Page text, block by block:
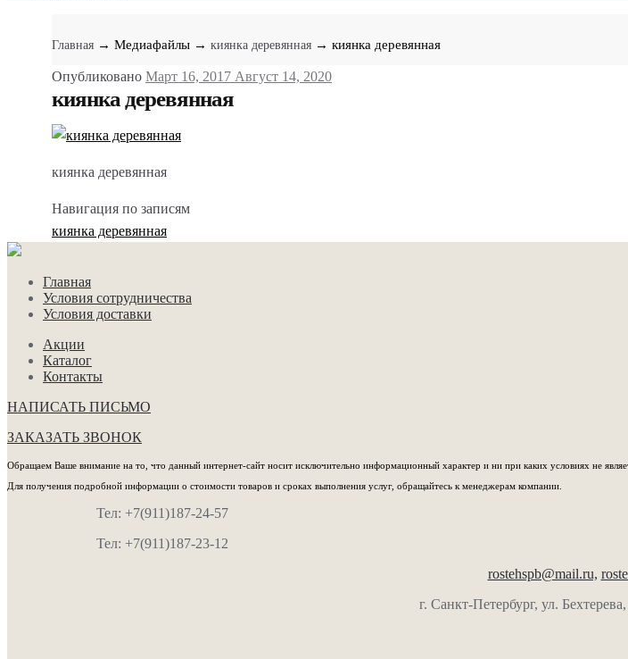
Главная → Медиафайлы → киянка деревянная → киянка деревянная
Опубликовано Март 16, 2017 Август 14, 2020
киянка деревянная
киянка деревянная
Навигация по записям
киянка деревянная
Главная
Условия сотрудничества
Условия доставки
Акции
Каталог
Контакты
НАПИСАТЬ ПИСЬМО
ЗАКАЗАТЬ ЗВОНОК
Обращаем Ваше внимание на то, что данный интернет-сайт носит исключительно информационный характер и ни при каких условиях не
Для получения подробной информации о стоимости товаров и сроках выполнения услуг, обращайтесь к менеджерам компании.
Тел: +7(911)187-24-57
Тел: +7(911)187-23-12
rostehspb@mail.ru,
г. Санкт-Петербург, ул.